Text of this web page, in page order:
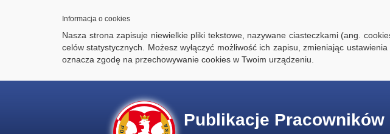
Informacja o cookies
Nasza strona zapisuje niewielkie pliki tekstowe, nazywane ciasteczkami (ang.
celów statystycznych. Możesz wyłączyć możliwość ich zapisu, zmieniając
oznacza zgodę na przechowywanie cookies w Twoim urządzeniu.
Publikacje Pracowników